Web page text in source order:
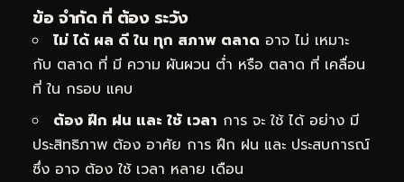
ข้อ จำกัด ที่ ต้อง ระวัง
ไม่ ได้ ผล ดี ใน ทุก สภาพ ตลาด อาจ ไม่ เหมาะ
กับ ตลาด ที่ มี ความ ผันผวน ต่ำ หรือ ตลาด ที่ เคลื่อน
ที่ ใน กรอบ แคบ
ต้อง ฝึก ฝน และ ใช้ เวลา การ จะ ใช้ ได้ อย่าง มี
ประสิทธิภาพ ต้อง อาศัย การ ฝึก ฝน และ ประสบการณ์
ซึ่ง อาจ ต้อง ใช้ เวลา หลาย เดือน